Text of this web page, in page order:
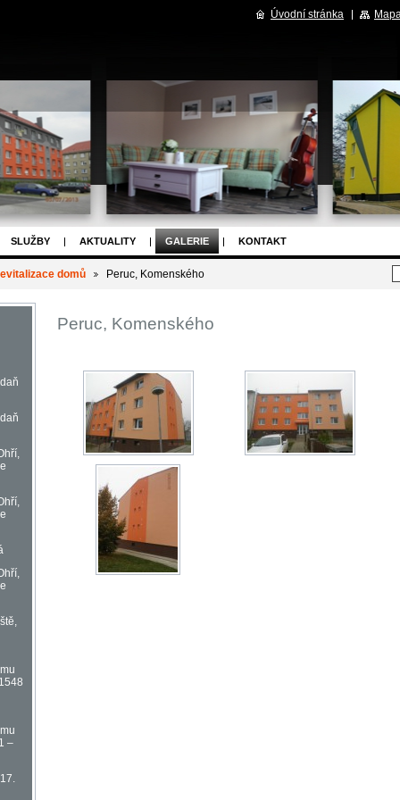
SLUŽBY AKTUALITY GALERIE KONTAKT
domů Peruc, Komenského
Peruc, Komenského
–
Úvodní stránka